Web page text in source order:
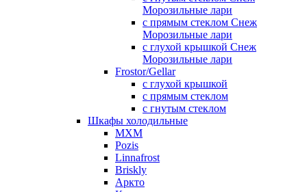
Морозильные лари
с прямым стеклом Снеж
Морозильные лари
с глухой крышкой Снеж
Морозильные лари
Frostor/Gellar
с глухой крышкой
с прямым стеклом
с гнутым стеклом
Шкафы холодильные
МХМ
Pozis
Linnafrost
Briskly
Аркто